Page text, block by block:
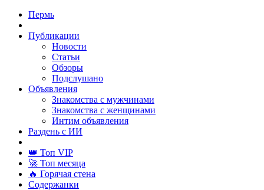
Пермь
Публикации
Новости
Статьи
Обзоры
Подслушано
Объявления
Знакомства с мужчинами
Знакомства с женщинами
Интим объявления
Раздень с ИИ
👑 Топ VIP
🚀 Топ месяца
🔥 Горячая стена
Содержанки